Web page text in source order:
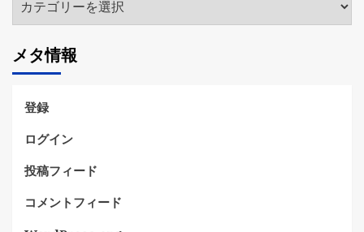
テ
リ
ー
メタ情報
登録
ログイン
投稿フィード
コメントフィード